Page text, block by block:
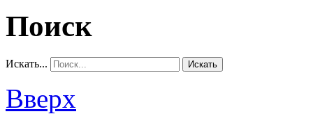
Поиск
Искать... Искать
Вверх